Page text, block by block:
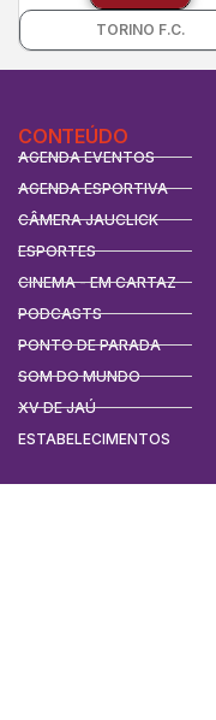
TORINO F.C.
CONTEÚDO
AGENDA EVENTOS
AGENDA ESPORTIVA
CÂMERA JAUCLICK
ESPORTES
CINEMA - EM CARTAZ
PODCASTS
PONTO DE PARADA
SOM DO MUNDO
XV DE JAÚ
ESTABELECIMENTOS